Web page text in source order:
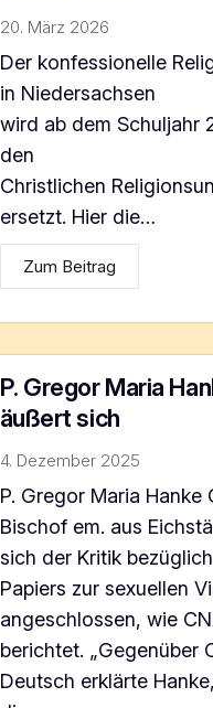
20. März 2026
Der konfessionelle
in Niedersachsen
wird ab dem Schuljahr
den
Christlichen
ersetzt. Hier die…
Zum Beitrag
P. Gregor Maria
äußert sich
4. Dezember 2025
P. Gregor Maria Hanke
Bischof em. aus
sich der Kritik
Papiers zur sexuellen
angeschlossen, wie
berichtet. „Gegenüber
Deutsch erklärte